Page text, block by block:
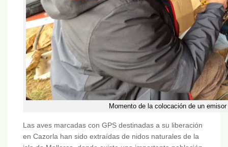
Momento de la colocación de un
Las aves marcadas con GPS destinadas a su liberación
en Cazorla han sido extraídas de nidos naturales de la